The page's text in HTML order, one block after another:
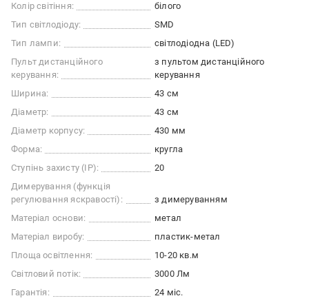
Колір світіння:
білого
Тип світлодіоду:
SMD
Тип лампи:
світлодіодна (LED)
Пульт дистанційного
керування:
з пультом дистанційного
керування
Ширина:
43 см
Діаметр:
43 см
Діаметр корпусу:
430 мм
Форма:
кругла
Ступінь захисту (IP):
20
Димерування (функція
регулювання яскравості):
з димеруванням
Матеріал основи:
метал
Матеріал виробу:
пластик-метал
Площа освітлення:
10-20 кв.м
Світловий потік:
3000 Лм
Гарантія:
24 міс.